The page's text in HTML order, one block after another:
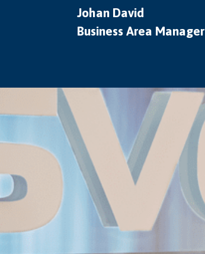
Johan David
Business Area Manager